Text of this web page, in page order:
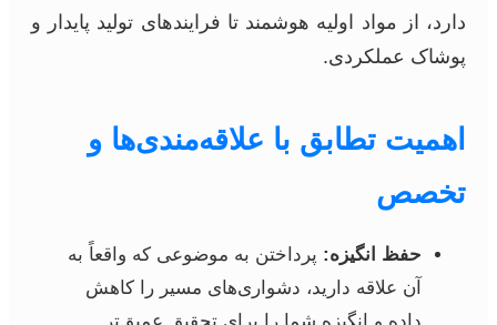
دارد، از مواد اولیه هوشمند تا فرایندهای تولید پایدار و
پوشاک عملکردی.
اهمیت تطابق با علاقه‌مندی‌ها و
تخصص
حفظ انگیزه: پرداختن به موضوعی که واقعاً به
آن علاقه دارید، دشواری‌های مسیر را کاهش
داده و انگیزه شما را برای تحقیق عمیق‌تر